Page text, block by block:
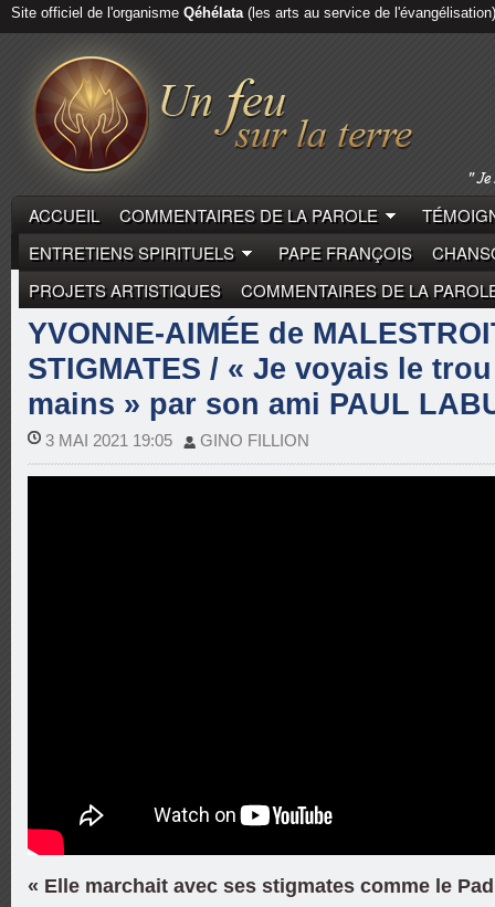
Site officiel de l'organisme Qéhélata(les arts au service de l'évangélisation)
ACCUEIL COMMENTAIRES DE LA PAROLE
ENTRETIENS SPIRITUELS
PAPE FRANÇOIS
PROJETS ARTISTIQUES
COMMENTAIRES DE LA
MYSTIQUES YVONNE-AIMÉE DE JÉSUS
YVONNE-AIMÉE de
STIGMATES / « Je voyais le
mains » par son ami PAUL
3 MAI 2021 19:05 GINO FILLION
« Elle marchait avec ses stigmates comme le